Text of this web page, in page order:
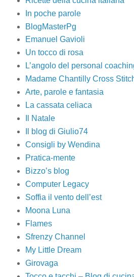
In poche parole
BlogMasterPg
Emanuel Gavioli
Un tocco di rosa
L’angolo del personal
Madame Chantilly Cross
Arte, parole e fantasia
La cassata celiaca
Il Natale
Il blog di Giulio74
Consigli by Wendina
Pratica-mente
Bizzo’s blog
Computer Legacy
Soffia il vento dell’est
Moona Luna
Flames
Sfrenzy Channel
My Little Dream
Girovaga